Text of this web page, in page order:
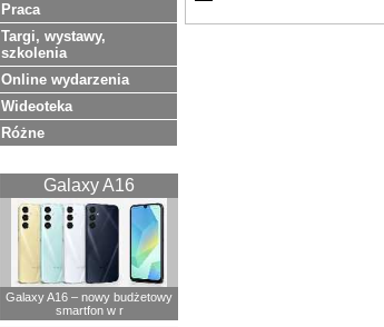
Praca
Targi, wystawy,
szkolenia
Online wydarzenia
Wideoteka
Różne
Galaxy A16
Galaxy A16 – nowy budżetowy
smartfon w r